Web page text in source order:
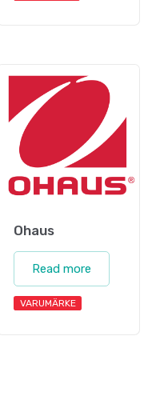
Ohaus
Read more
VARUMÄRKE